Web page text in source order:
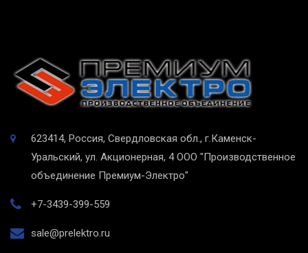
623414, Россия, Свердловская обл., г.Каменск-
Уральский, ул. Акционерная, 4 ООО "Производственное
объединение Премиум-Электро"
+7-3439-399-559
sale@prelektro.ru